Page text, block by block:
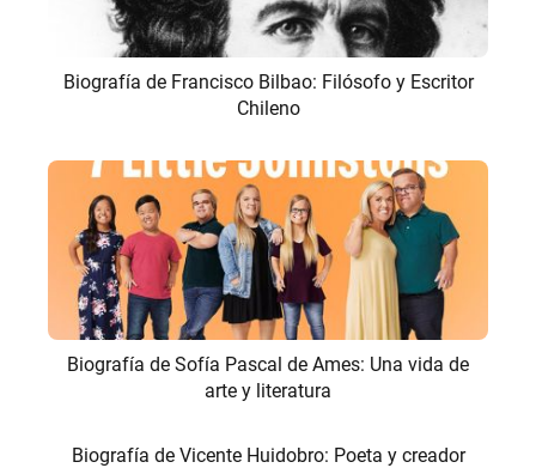
Biografía de Francisco Bilbao: Filósofo y Escritor
Chileno
Biografía de Sofía Pascal de Ames: Una vida de
arte y literatura
Biografía de Vicente Huidobro: Poeta y creador